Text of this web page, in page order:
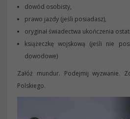
dowód osobisty,
prawo jazdy (jeśli posiadasz),
oryginał świadectwa ukończenia
książeczkę wojskową (jeśli nie
dowodowe)
Załóż mundur. Podejmij wyzwanie.
Polskiego.